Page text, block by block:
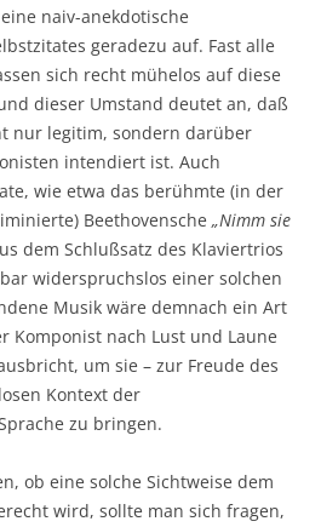
naiv-anekdotische
geradezu auf. Fast alle
sich recht mühelos auf diese
dieser Umstand deutet an, daß
nur legitim, sondern darüber
intendiert ist. Auch
wie etwa das berühmte (in der
Beethovensche „Nimm sie
dem Schlußsatz des Klaviertrios
widerspruchslos einer solchen
Musik wäre demnach ein Art
Komponist nach Lust und Laune
um sie – zur Freude des
Kontext der
zu bringen.
ob eine solche Sichtweise dem
wird, sollte man sich fragen,